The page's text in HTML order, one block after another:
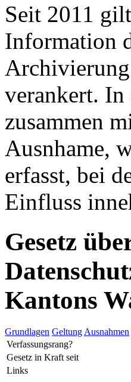
Seit 2011
Information
verankert. In
zusammen
Ausnhame,
erfasst, bei
Einfluss
Gesetz
Kantons
Grundlagen Geltung Ausnahmen
Verfassungsrang?
Gesetz in Kraft seit
Links